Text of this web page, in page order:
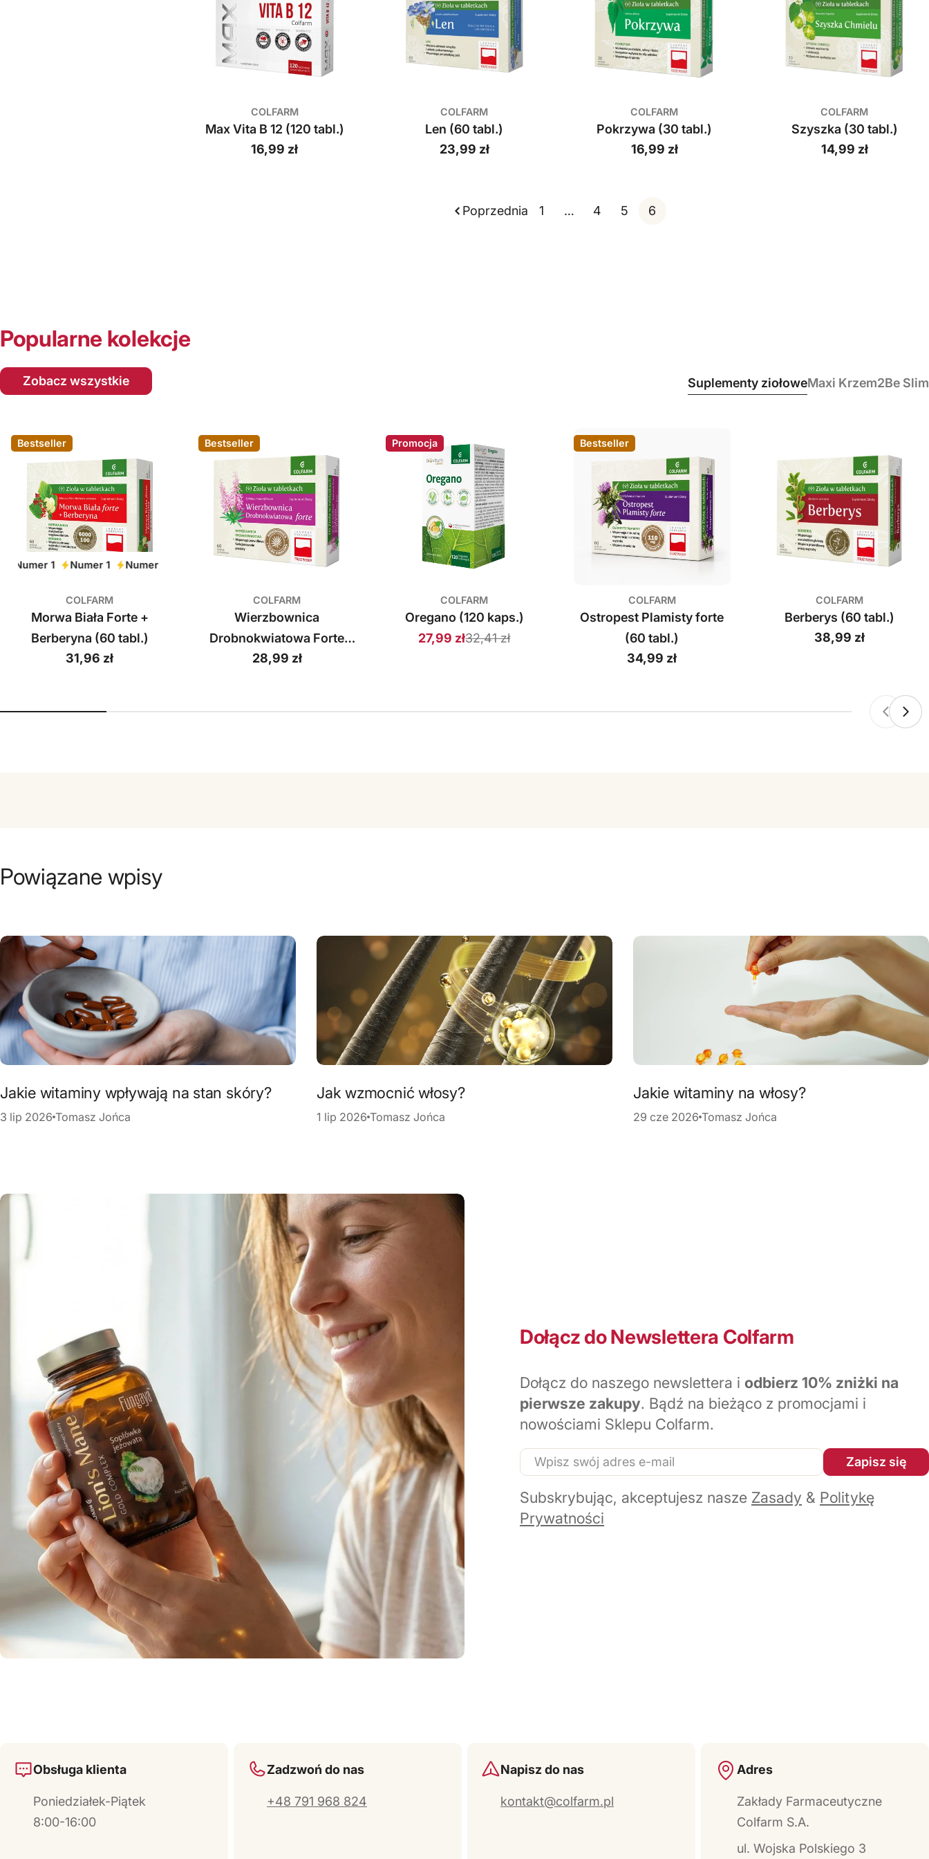
COLFARM
Max Vita B 12 (120 tabl.)
Cena
16,99 zł
COLFARM
Len (60 tabl.)
Cena
23,99 zł
COLFARM
Pokrzywa (30 tabl.)
Cena
16,99 zł
COLFARM
Szyszka (30 tabl.)
Cena
14,99 zł
Poprzednia 1 … 4 5 6
Popularne kolekcje
Zobacz wszystkie Suplementy ziołoweMaxi Krzem2Be Slim
Bestseller
Numer 1 Numer 1 Numer 1 Numer 1 Numer 1
COLFARM
Morwa Biała Forte +
Berberyna (60 tabl.)
Cena
31,96 zł
Bestseller
COLFARM
Wierzbownica
Drobnokwiatowa Forte
(60 tabl.)
Cena
28,99 zł
Promocja
COLFARM
Oregano (120 kaps.)
Cena
27,99 złCena
32,41 zł
Bestseller
COLFARM
Ostropest Plamisty forte
(60 tabl.)
Cena
34,99 zł
COLFARM
Berberys (60 tabl.)
Cena
38,99 zł
Powiązane wpisy
Jakie witaminy wpływają na stan skóry?
3 lip 2026 Tomasz Jońca
Jak wzmocnić włosy?
1 lip 2026 Tomasz Jońca
Jakie witaminy na włosy?
29 cze 2026 Tomasz Jońca
Dołącz do Newslettera Colfarm
Dołącz do naszego newslettera i odbierz 10% zniżki na
pierwsze zakupy. Bądź na bieżąco z promocjami i
nowościami Sklepu Colfarm.
E-
mail
Zapisz się
Subskrybując, akceptujesz nasze Zasady & Politykę
Prywatności
Obsługa klienta
Poniedziałek-Piątek
8:00-16:00
Zadzwoń do nas
+48 791 968 824
Napisz do nas
kontakt@colfarm.pl
Adres
Zakłady Farmaceutyczne
Colfarm S.A.
ul. Wojska Polskiego 3